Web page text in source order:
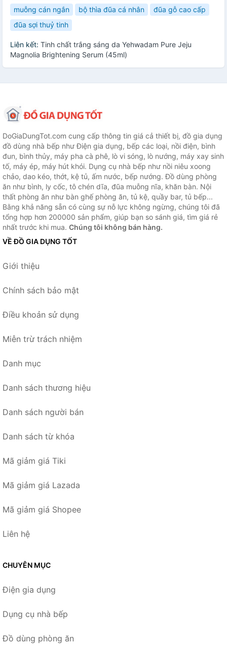
muỗng cán ngắn
bộ thìa đũa cá nhân
đũa gỗ cao cấp
đũa sợi thuỷ tinh
Liên kết: Tinh chất trắng sáng da Yehwadam Pure Jeju
Magnolia Brightening Serum (45ml)
DoGiaDungTot.com cung cấp thông tin giá cả thiết bị, đồ gia dụng
đồ dùng nhà bếp như Điện gia dụng, bếp các loại, nồi điện, bình
đun, bình thủy, máy pha cà phê, lò vi sóng, lò nướng, máy xay sinh
tố, máy ép, máy hút khói. Dụng cụ nhà bếp như nồi niêu xoong
chảo, dao kéo, thớt, kệ tủ, ấm nước, bếp nướng. Đồ dùng phòng
ăn như bình, ly cốc, tô chén dĩa, đũa muỗng nĩa, khăn bàn. Nội
thất phòng ăn như bàn ghế phòng ăn, tủ kệ, quầy bar, tủ bếp...
Bằng khả năng sẵn có cùng sự nỗ lực không ngừng, chúng tôi đã
tổng hợp hơn 200000 sản phẩm, giúp bạn so sánh giá, tìm giá rẻ
nhất trước khi mua. Chúng tôi không bán hàng.
VỀ ĐỒ GIA DỤNG TỐT
Giới thiệu
Chính sách bảo mật
Điều khoản sử dụng
Miễn trừ trách nhiệm
Danh mục
Danh sách thương hiệu
Danh sách người bán
Danh sách từ khóa
Mã giảm giá Tiki
Mã giảm giá Lazada
Mã giảm giá Shopee
Liên hệ
CHUYÊN MỤC
Điện gia dụng
Dụng cụ nhà bếp
Đồ dùng phòng ăn